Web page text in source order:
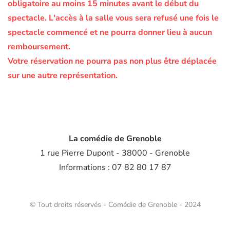
obligatoire au moins 15 minutes avant le début du
spectacle. L'accès à la salle vous sera refusé une fois le
spectacle commencé et ne pourra donner lieu à aucun
remboursement.
Votre réservation ne pourra pas non plus être déplacée
sur une autre représentation.
La comédie de Grenoble
1 rue Pierre Dupont - 38000 - Grenoble
Informations : 07 82 80 17 87
© Tout droits réservés - Comédie de Grenoble - 2024